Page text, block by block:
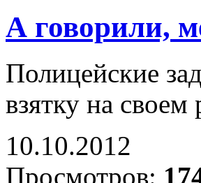
А говорили,
Полицейские
взятку на
10.10.2012
Просмотров: